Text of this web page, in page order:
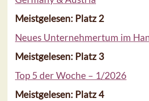
Meistgelesen: Platz 2
Neues Unternehmertum im
Meistgelesen: Platz 3
Top 5 der Woche – 1/2026
Meistgelesen: Platz 4